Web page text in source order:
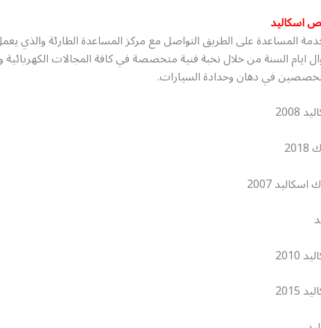
اسكاليد
المساعدة على الطريق التواصل مع مركز المساعدة الطارئة والذي
ايام السنة من خلال نخبة فنية متخصصة في كافة المجالات الكهربائية
في دهان وحدادة السيارات.
2007